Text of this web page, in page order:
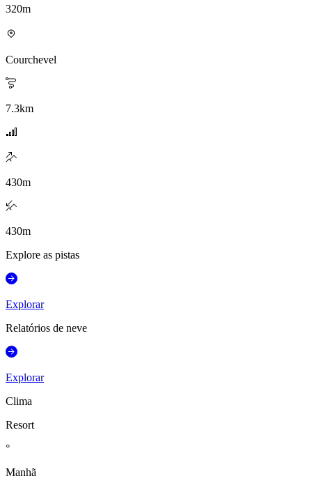
320m
Courchevel
7.3km
430m
430m
Explore as pistas
Explorar
Relatórios de neve
Explorar
Clima
Resort
°
Manhã